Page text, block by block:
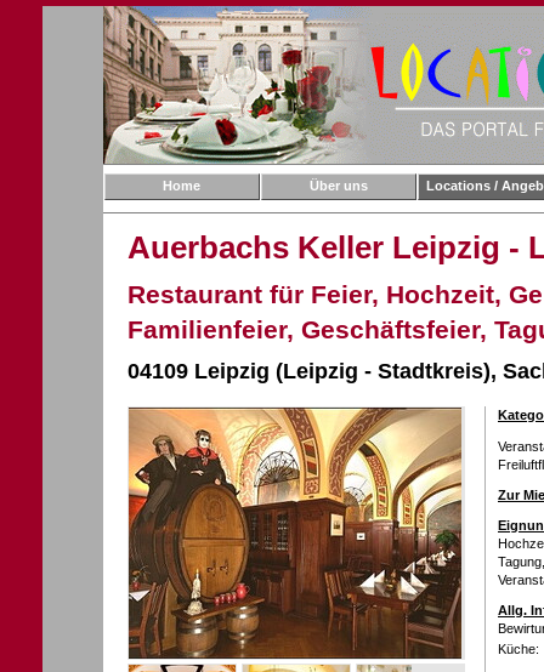
Home Über uns Locations /
Auerbachs Keller Leipzig -
Restaurant für Feier, Hochzeit,
Familienfeier, Geschäftsfeier,
04109 Leipzig (Leipzig - Stadtkreis),
Zur
Allg.
Küche: